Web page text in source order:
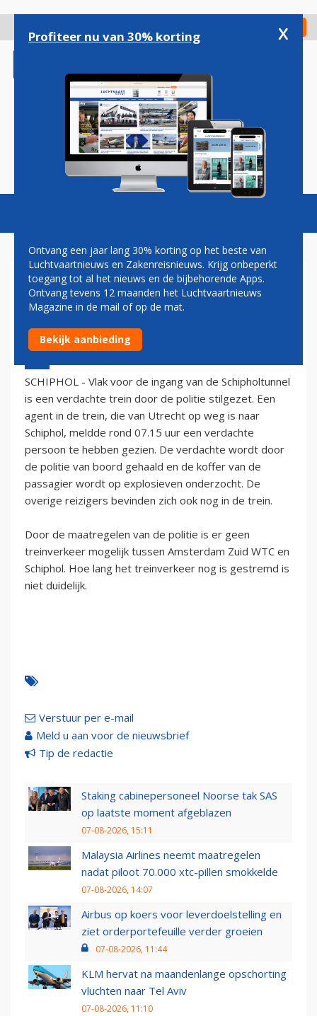
gaan
Check in
Magazine Podcasts Vacatures
VERDACHTE TREIN BIJ
SCHIPHOL STILGEZET (VIDEO)
14 december 2005 - 1:00
SCHIPHOL - Vlak voor de ingang van de Schipholtunnel
is een verdachte trein door de politie stilgezet. Een
agent in de trein, die van Utrecht op weg is naar
Schiphol, meldde rond 07.15 uur een verdachte
persoon te hebben gezien. De verdachte wordt door
de politie van boord gehaald en de koffer van de
passagier wordt op explosieven onderzocht. De
overige reizigers bevinden zich ook nog in de trein.
Door de maatregelen van de politie is er geen
treinverkeer mogelijk tussen Amsterdam Zuid WTC en
Schiphol. Hoe lang het treinverkeer nog is gestremd is
niet duidelijk.
Verstuur per e-mail
Meld u aan voor de nieuwsbrief
Tip de redactie
Staking cabinepersoneel Noorse tak SAS
op laatste moment afgeblazen
07-08-2026, 15:11
Malaysia Airlines neemt maatregelen
nadat piloot 70.000 xtc-pillen smokkelde
07-08-2026, 14:07
Airbus op koers voor leverdoelstelling en
ziet orderportefeuille verder groeien
07-08-2026, 11:44
KLM hervat na maandenlange opschorting
vluchten naar Tel Aviv
07-08-2026, 11:10
Profiteer nu van 30% korting x
Ontvang een jaar lang 30% korting op het beste van
Luchtvaartnieuws en Zakenreisnieuws. Krijg onbeperkt
toegang tot al het nieuws en de bijbehorende Apps.
Ontvang tevens 12 maanden het Luchtvaartnieuws
Magazine in de mail of op de mat.
Bekijk aanbieding